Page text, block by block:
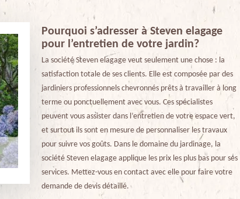
Pourquoi s’adresser à Steven elagage
pour l’entretien de votre jardin?
La société Steven elagage veut seulement une chose : la
satisfaction totale de ses clients. Elle est composée par des
jardiniers professionnels chevronnés prêts à travailler à long
terme ou ponctuellement avec vous. Ces spécialistes
peuvent vous assister dans l’entretien de votre espace vert,
et surtout ils sont en mesure de personnaliser les travaux
pour suivre vos goûts. Dans le domaine du jardinage, la
société Steven elagage applique les prix les plus bas pour ses
services. Mettez-vous en contact avec elle pour faire votre
demande de devis détaillé.